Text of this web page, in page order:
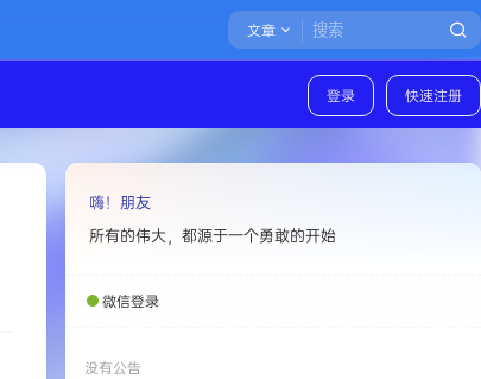
文章
登录 快速注册
嗨！朋友
所有的伟大，都源于一个勇敢的开始
微信登录
没有公告